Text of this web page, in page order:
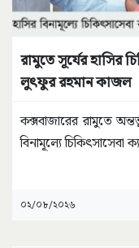
রামুতে সূর্যের হাসির
লুৎফুর রহমান কাজল
কক্সবাজারের রামুতে
বিনামূল্যে চিকিৎসাসেবা
০২/০৮/২০২৬